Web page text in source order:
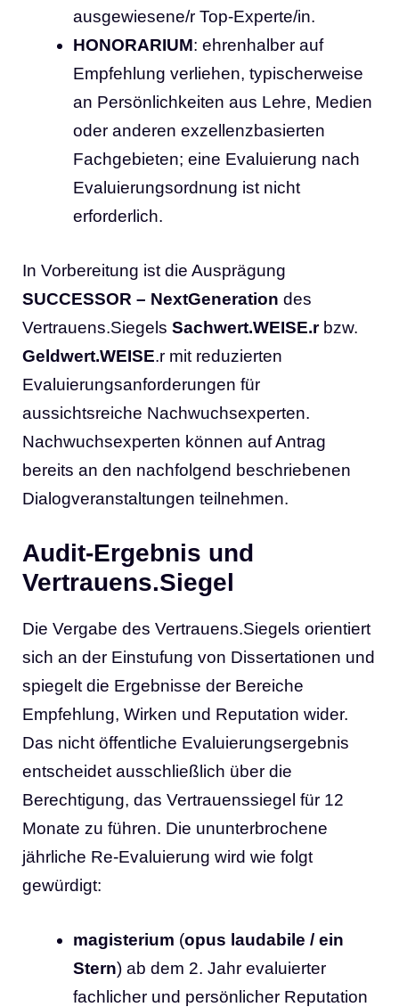
ausgewiesene/r Top-Experte/in.
HONORARIUM: ehrenhalber auf
Empfehlung verliehen, typischerweise
an Persönlichkeiten aus Lehre, Medien
oder anderen exzellenzbasierten
Fachgebieten; eine Evaluierung nach
Evaluierungsordnung ist nicht
erforderlich.
In Vorbereitung ist die Ausprägung
SUCCESSOR – NextGeneration des
Vertrauens.Siegels Sachwert.WEISE.rbzw.
Geldwert.WEISE.r mit reduzierten
Evaluierungsanforderungen für
aussichtsreiche Nachwuchsexperten.
Nachwuchsexperten können auf Antrag
bereits an den nachfolgend beschriebenen
Dialogveranstaltungen teilnehmen.
Audit-Ergebnis und
Vertrauens.Siegel
Die Vergabe des Vertrauens.Siegels orientiert
sich an der Einstufung von Dissertationen und
spiegelt die Ergebnisse der Bereiche
Empfehlung, Wirken und Reputation wider.
Das nicht öffentliche Evaluierungsergebnis
entscheidet ausschließlich über die
Berechtigung, das Vertrauenssiegel für 12
Monate zu führen. Die ununterbrochene
jährliche Re-Evaluierung wird wie folgt
gewürdigt:
magisterium (opus laudabile / ein
Stern) ab dem 2. Jahr evaluierter
fachlicher und persönlicher Reputation